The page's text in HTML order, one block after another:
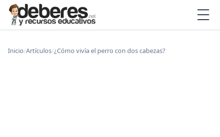
Inicio/Artículos/¿Cómo vivía el perro con dos cabezas?